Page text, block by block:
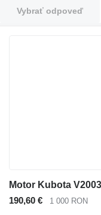
Vybrať odpoveď
190,60 € 1 000 RON